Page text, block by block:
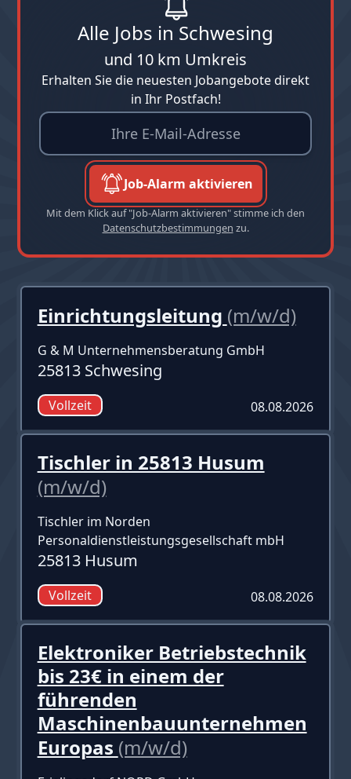
Alle Jobs in Schwesing
und 10 km Umkreis
Erhalten Sie die neuesten Jobangebote direkt
in Ihr Postfach!
Job-Alarm aktivieren
Mit dem Klick auf "Job-Alarm aktivieren" stimme ich den
Datenschutzbestimmungen zu.
Einrichtungsleitung (m/w/d)
G & M Unternehmensberatung GmbH
25813 Schwesing
Vollzeit 08.08.2026
Tischler in 25813 Husum
(m/w/d)
Tischler im Norden
Personaldienstleistungsgesellschaft mbH
25813 Husum
Vollzeit 08.08.2026
Elektroniker Betriebstechnik
bis 23€ in einem der
führenden
Maschinenbauunternehmen
Europas (m/w/d)